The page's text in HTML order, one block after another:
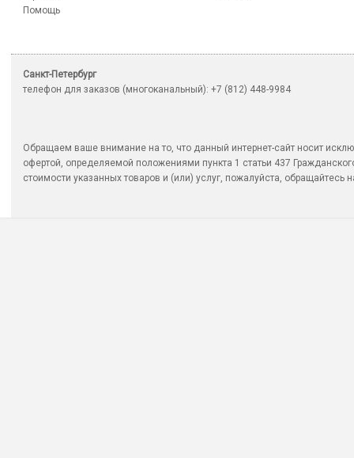
Помощь
Санкт-Петербург
телефон для заказов (многоканальный): +7 (812) 448-9984
Обращаем ваше внимание на то, что данный интернет-сайт носит
офертой, определяемой положениями пункта 1 статьи 437
стоимости указанных товаров и (или) услуг, пожалуйста, обращайтесь